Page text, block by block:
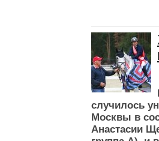
случилось
Москвы в
Анастасии